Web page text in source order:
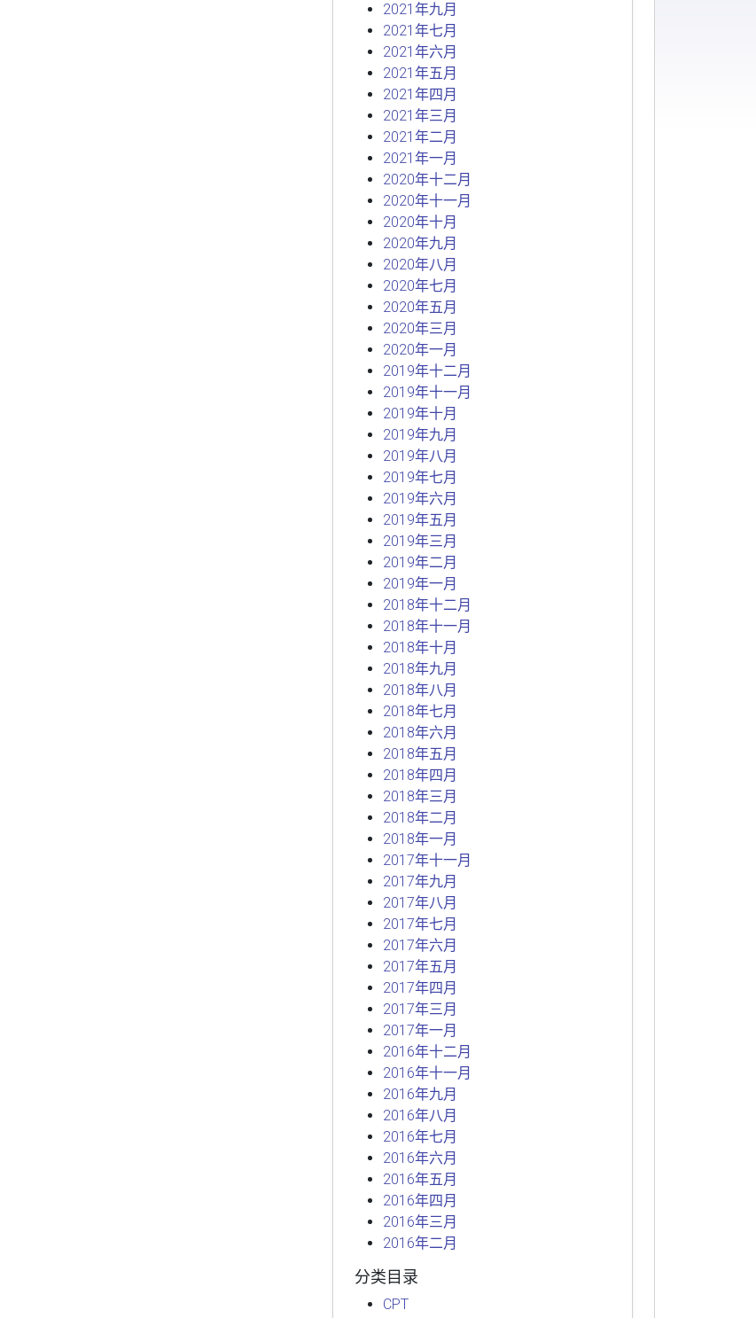
2021年九月
2021年七月
2021年六月
2021年五月
2021年四月
2021年三月
2021年二月
2021年一月
2020年十二月
2020年十一月
2020年十月
2020年九月
2020年八月
2020年七月
2020年五月
2020年三月
2020年一月
2019年十二月
2019年十一月
2019年十月
2019年九月
2019年八月
2019年七月
2019年六月
2019年五月
2019年三月
2019年二月
2019年一月
2018年十二月
2018年十一月
2018年十月
2018年九月
2018年八月
2018年七月
2018年六月
2018年五月
2018年四月
2018年三月
2018年二月
2018年一月
2017年十一月
2017年九月
2017年八月
2017年七月
2017年六月
2017年五月
2017年四月
2017年三月
2017年一月
2016年十二月
2016年十一月
2016年九月
2016年八月
2016年七月
2016年六月
2016年五月
2016年四月
2016年三月
2016年二月
分类目录
CPT